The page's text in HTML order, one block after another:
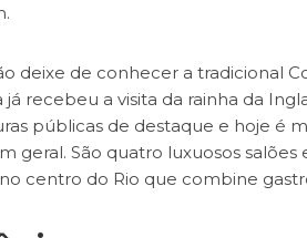
deixe de conhecer a tradicional
já recebeu a visita da rainha da
públicas de destaque e hoje é
geral. São quatro luxuosos
centro do Rio que combine